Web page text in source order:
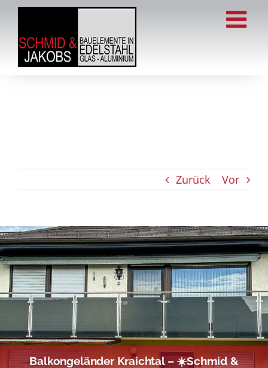
Zum
springen
Zurück Vor
Balkongeländer Kraichtal – ☀️Schmid &